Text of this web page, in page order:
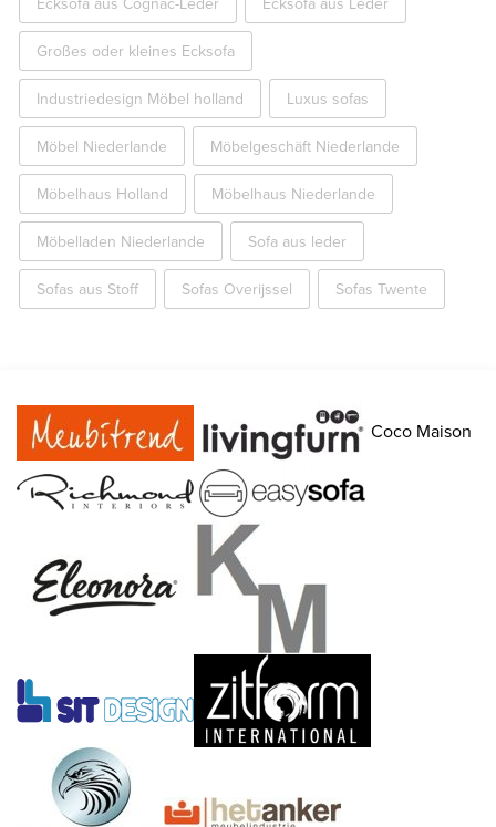
Großes oder kleines Ecksofa
Industriedesign Möbel holland Luxus sofas
Möbel Niederlande Möbelgeschäft Niederlande
Möbelhaus Holland Möbelhaus Niederlande
Möbelladen Niederlande Sofa aus leder
Sofas aus Stoff Sofas Overijssel Sofas Twente
Coco Maison